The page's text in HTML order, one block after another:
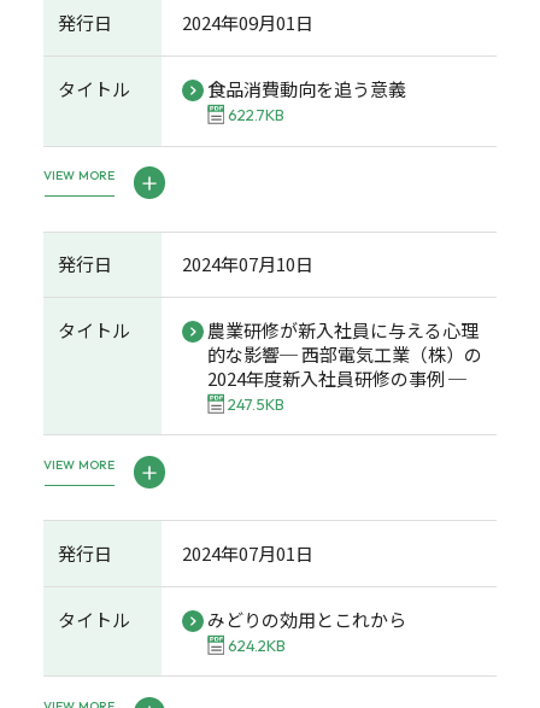
発行日 2024年09月01日
タイトル 食品消費動向を追う意義
622.7KB
VIEW MORE
発行日 2024年07月10日
タイトル
農業研修が新入社員に与える心理
的な影響─ 西部電気工業（株）の
2024年度新入社員研修の事例 ─
247.5KB
VIEW MORE
発行日 2024年07月01日
タイトル みどりの効用とこれから
624.2KB